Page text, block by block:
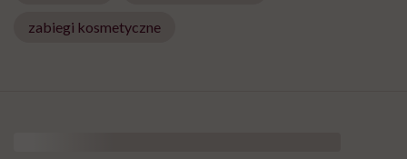
zabiegi kosmetyczne